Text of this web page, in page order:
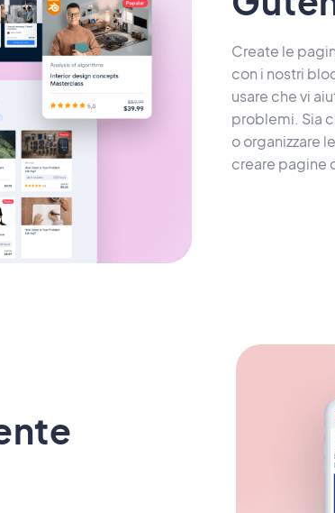
Create le
con i nostri
usare che vi
problemi. Sia
o organizzare
creare pagine